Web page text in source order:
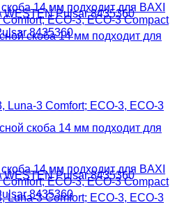
14 мм подходит для BAXI
ECO-3, ECO-3 Compact
8435360
14 мм подходит для BAXI
ECO-3, ECO-3 Compact
8435360